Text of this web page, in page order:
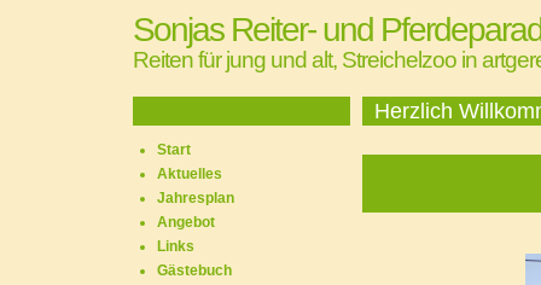
Sonjas Reiter- und
Reiten für jung und alt, Streichelzoo in
Herzlich
Start
Aktuelles
Jahresplan
Angebot
Links
Gästebuch